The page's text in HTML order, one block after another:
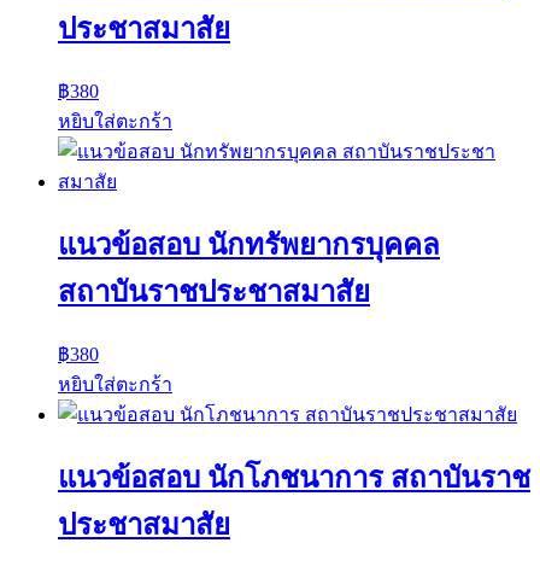
ประชาสมาสัย
฿380
หยิบใส่ตะกร้า
แนวข้อสอบ นักทรัพยากรบุคคล
สถาบันราชประชาสมาสัย
฿380
หยิบใส่ตะกร้า
แนวข้อสอบ นักโภชนาการ สถาบันราช
ประชาสมาสัย